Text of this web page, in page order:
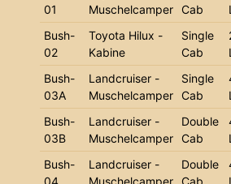
01
Muschelcamper Cab
L
Bush-
02
Toyota Hilux -
Kabine
Single
Cab
L
Bush-
03A
Landcruiser -
Muschelcamper
Single
Cab
L
Bush-
03B
Landcruiser -
Muschelcamper
Double
Cab
L
Bush-
04
Landcruiser -
Muschelcamper
Double
Cab
L